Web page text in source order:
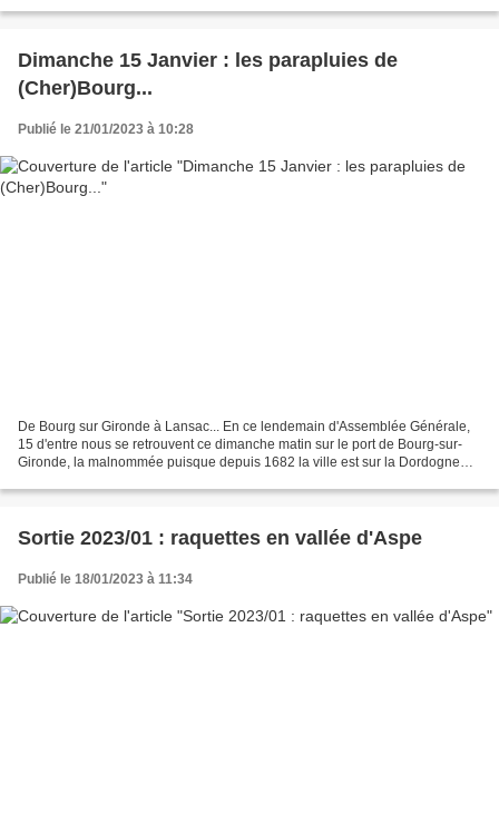
Dimanche 15 Janvier : les parapluies de
(Cher)Bourg...
Publié le 21/01/2023 à 10:28
De Bourg sur Gironde à Lansac... En ce lendemain d'Assemblée Générale,
15 d'entre nous se retrouvent ce dimanche matin sur le port de Bourg-sur-
Gironde, la malnommée puisque depuis 1682 la ville est sur la Dordogne
Sortie 2023/01 : raquettes en vallée d'Aspe
Publié le 18/01/2023 à 11:34